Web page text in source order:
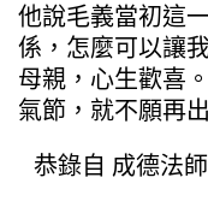
他說毛義當初這
係，怎麼可以讓
母親，心生歡喜
氣節，就不願再
恭錄自 成德法